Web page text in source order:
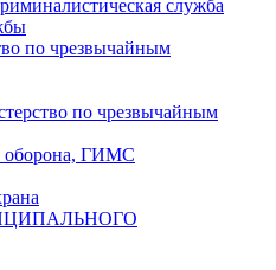
служба
по чрезвычайным
по чрезвычайным
оборона, ГИМС